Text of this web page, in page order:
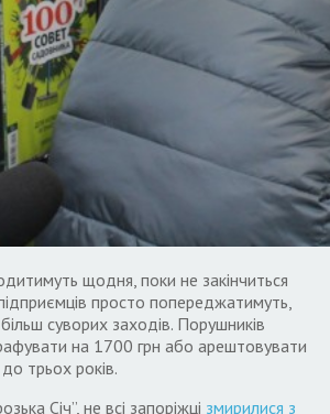
щодня, поки не закінчиться
просто попереджатимуть,
суворих заходів. Порушників
на 1700 грн або арештовувати
трьох років.
Січ”, не всі запоріжці змирилися з